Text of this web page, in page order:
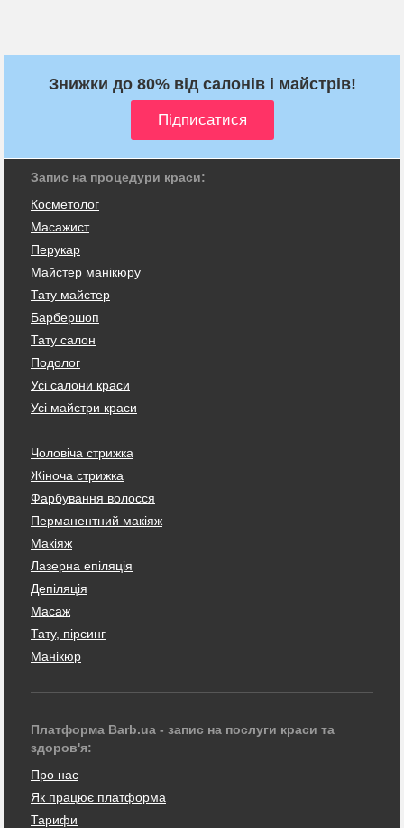
Знижки до 80% від салонів і майстрів!
Запис на процедури краси:
Косметолог
Масажист
Перукар
Майстер манікюру
Тату майстер
Барбершоп
Тату салон
Подолог
Усі салони краси
Усі майстри краси
Чоловіча стрижка
Жіноча стрижка
Фарбування волосся
Перманентний макіяж
Макіяж
Лазерна епіляція
Депіляція
Масаж
Тату, пірсинг
Манікюр
Платформа Barb.ua - запис на послуги краси та
здоров'я:
Про нас
Як працює платформа
Тарифи